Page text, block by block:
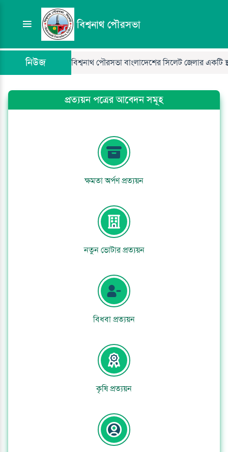
বিশ্বনাথ পৌরসভা
নিউজ বিশ্বনাথ পৌরসভা বাংলাদেশের সিলেট জেলার একটি
প্রত্যয়ন পত্রের আবেদন সমূহ
ক্ষমতা অর্পণ প্রত্যয়ন
নতুন ভোটার প্রত্যয়ন
বিধবা প্রত্যয়ন
কৃষি প্রত্যয়ন